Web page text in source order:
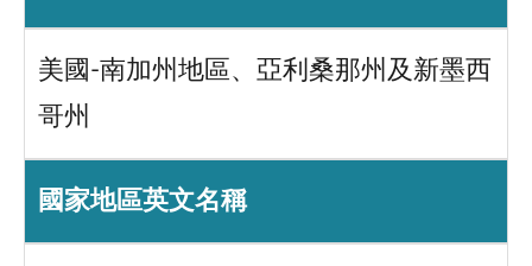
美國-南加州地區、亞利桑那州及新墨西
哥州
國家地區英文名稱